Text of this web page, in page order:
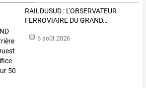
RAILDUSUD : L'OBSERVATEUR
FERROVIAIRE DUGRAND…
6 août 2026